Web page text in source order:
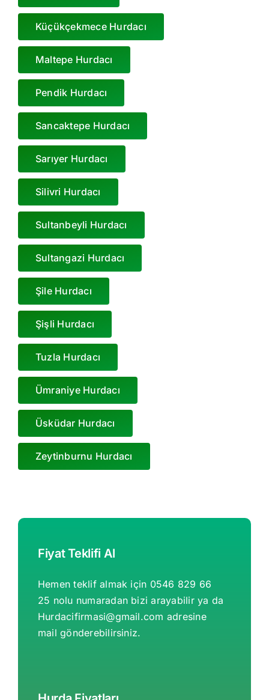
Küçükçekmece Hurdacı
Maltepe Hurdacı
Pendik Hurdacı
Sancaktepe Hurdacı
Sarıyer Hurdacı
Silivri Hurdacı
Sultanbeyli Hurdacı
Sultangazi Hurdacı
Şile Hurdacı
Şişli Hurdacı
Tuzla Hurdacı
Ümraniye Hurdacı
Üsküdar Hurdacı
Zeytinburnu Hurdacı
Fiyat Teklifi Al
Hemen teklif almak için 0546 829 66
25 nolu numaradan bizi arayabilir ya da
Hurdacifirmasi@gmail.com adresine
mail gönderebilirsiniz.